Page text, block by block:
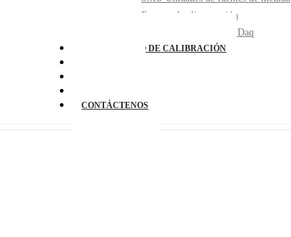
Fuentes de alimentación
Multimetros de banco / Daq
LABORATORIO DE CALIBRACIÓN
CONTÁCTENOS